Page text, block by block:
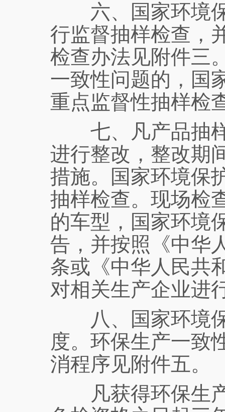
六、国家环境保
行监督抽样检查，
检查办法见附件三
一致性问题的，国
重点监督性抽样检
七、凡产品抽样
进行整改，整改期
措施。国家环境保
抽样检查。现场检
的车型，国家环境
告，并按照《中华
条或《中华人民共
对相关生产企业进
八、国家环境保
度。环保生产一致
消程序见附件五。
凡获得环保生产